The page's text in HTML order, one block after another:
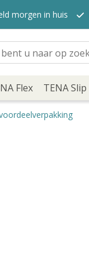
morgen in huis
Flex TENA Slip